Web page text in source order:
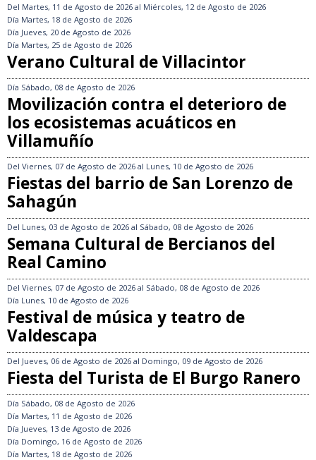
Del Martes, 11 de Agosto de 2026 al Miércoles, 12 de Agosto de 2026
Día Martes, 18 de Agosto de 2026
Día Jueves, 20 de Agosto de 2026
Día Martes, 25 de Agosto de 2026
Verano Cultural de Villacintor
Día Sábado, 08 de Agosto de 2026
Movilización contra el deterioro de
los ecosistemas acuáticos en
Villamuñío
Del Viernes, 07 de Agosto de 2026 al Lunes, 10 de Agosto de 2026
Fiestas del barrio de San Lorenzo de
Sahagún
Del Lunes, 03 de Agosto de 2026 al Sábado, 08 de Agosto de 2026
Semana Cultural de Bercianos del
Real Camino
Del Viernes, 07 de Agosto de 2026 al Sábado, 08 de Agosto de 2026
Día Lunes, 10 de Agosto de 2026
Festival de música y teatro de
Valdescapa
Del Jueves, 06 de Agosto de 2026 al Domingo, 09 de Agosto de 2026
Fiesta del Turista de El Burgo Ranero
Día Sábado, 08 de Agosto de 2026
Día Martes, 11 de Agosto de 2026
Día Jueves, 13 de Agosto de 2026
Día Domingo, 16 de Agosto de 2026
Día Martes, 18 de Agosto de 2026